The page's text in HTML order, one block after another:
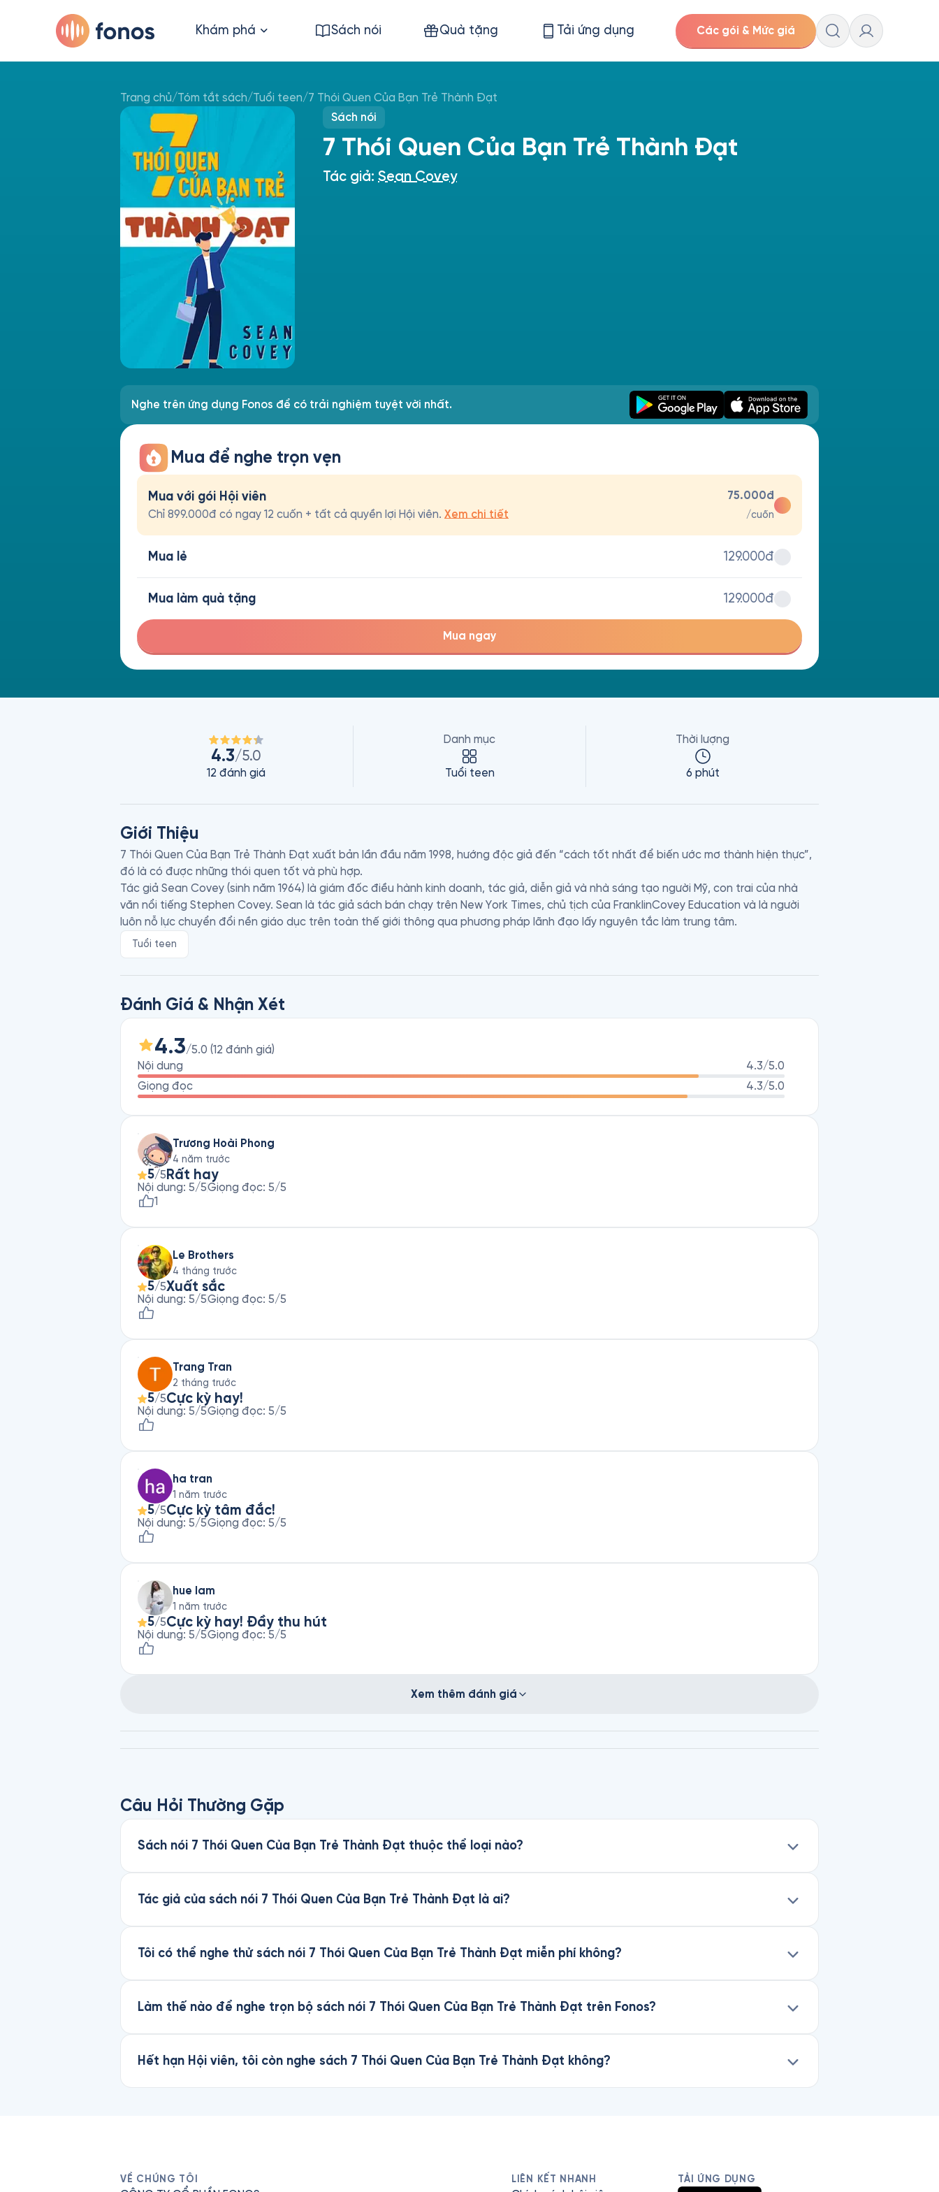
Khám phá Sách nói Quà tặng Tải ứng dụng Các gói & Mức giá
Trang chủ/Tóm tắt sách/Tuổi teen/7 Thói Quen Của Bạn Trẻ Thành Đạt
Sách nói
7 Thói Quen Của Bạn Trẻ Thành Đạt
Tác giả: Sean Covey
Nghe trên ứng dụng Fonos để có trải nghiệm tuyệt vời nhất.
Mua để nghe trọn vẹn
Mua với gói Hội viên
Chỉ 899.000đ có ngay 12 cuốn + tất cả quyền lợi Hội viên. Xem chi tiết
75.000đ
/cuốn
Mua lẻ 129.000đ
Mua làm quà tặng 129.000đ
Mua ngay
4.3/5.0
12 đánh giá
Danh mục
Tuổi teen
Thời lượng
6 phút
Giới Thiệu
7 Thói Quen Của Bạn Trẻ Thành Đạt xuất bản lần đầu năm 1998, hướng độc giả đến “cách tốt nhất để biến ước mơ thành hiện thực”,
đó là có được những thói quen tốt và phù hợp.
Tác giả Sean Covey (sinh năm 1964) là giám đốc điều hành kinh doanh, tác giả, diễn giả và nhà sáng tạo người Mỹ, con trai của nhà
văn nổi tiếng Stephen Covey. Sean là tác giả sách bán chạy trên New York Times, chủ tịch của FranklinCovey Education và là người
luôn nỗ lực chuyển đổi nền giáo dục trên toàn thế giới thông qua phương pháp lãnh đạo lấy nguyên tắc làm trung tâm.
Tuổi teen
Đánh Giá & Nhận Xét
4.3/5.0 (12 đánh giá)
Nội dung
4.3/5.0
Giọng đọc
4.3/5.0
Trương Hoài Phong
4 năm trước
5/5 Rất hay
Nội dung: 5/5Giọng đọc: 5/5
1
Le Brothers
4 tháng trước
5/5Xuất sắc
Nội dung: 5/5Giọng đọc: 5/5
Trang Tran
2 tháng trước
5/5Cực kỳ hay!
Nội dung: 5/5Giọng đọc: 5/5
ha tran
1 năm trước
5/5Cực kỳ tâm đắc!
Nội dung: 5/5Giọng đọc: 5/5
hue lam
1 năm trước
5/5Cực kỳ hay! Đầy thu hút
Nội dung: 5/5Giọng đọc: 5/5
Xem thêm đánh giá
Câu Hỏi Thường Gặp
Sách nói 7 Thói Quen Của Bạn Trẻ Thành Đạt thuộc thể loại nào?
Tác giả của sách nói 7 Thói Quen Của Bạn Trẻ Thành Đạt là ai?
Tôi có thể nghe thử sách nói 7 Thói Quen Của Bạn Trẻ Thành Đạt miễn phí không?
Làm thế nào để nghe trọn bộ sách nói 7 Thói Quen Của Bạn Trẻ Thành Đạt trên Fonos?
Hết hạn Hội viên, tôi còn nghe sách 7 Thói Quen Của Bạn Trẻ Thành Đạt không?
VỀ CHÚNG TÔI LIÊN KẾT NHANH TẢI ỨNG DỤNG